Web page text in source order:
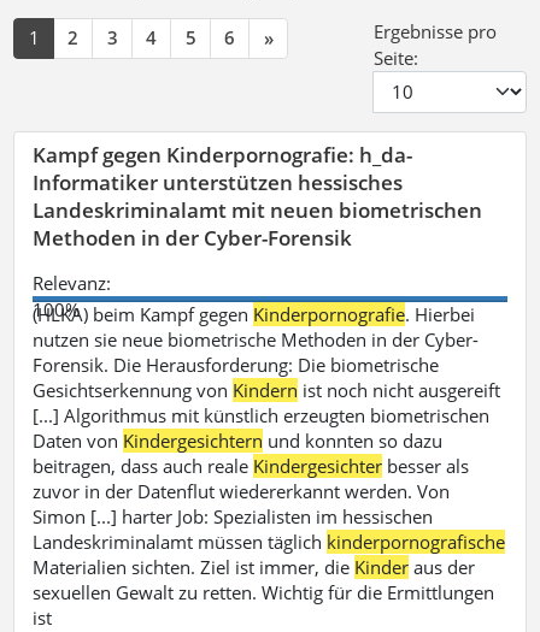
1 2 3 4 5 6 »
Ergebnisse pro
Seite:
Kampf gegen Kinderpornografie: h_da-
Informatiker unterstützen hessisches
Landeskriminalamt mit neuen biometrischen
Methoden in der Cyber-Forensik
Relevanz:
100%
(HLKA) beim Kampf gegen Kinderpornografie. Hierbei
nutzen sie neue biometrische Methoden in der Cyber-
Forensik. Die Herausforderung: Die biometrische
Gesichtserkennung von Kindern ist noch nicht ausgereift
[...] Algorithmus mit künstlich erzeugten biometrischen
Daten von Kindergesichtern und konnten so dazu
beitragen, dass auch reale Kindergesichter besser als
zuvor in der Datenflut wiedererkannt werden. Von
Simon [...] harter Job: Spezialisten im hessischen
Landeskriminalamt müssen täglich kinderpornografische
Materialien sichten. Ziel ist immer, die Kinder aus der
sexuellen Gewalt zu retten. Wichtig für die Ermittlungen
ist